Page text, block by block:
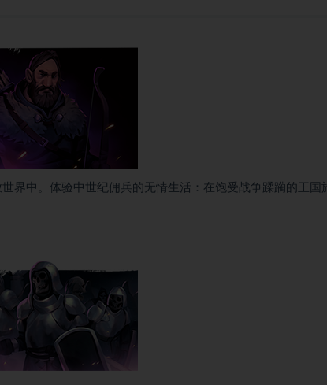
界中。体验中世纪佣兵的无情生活：在饱受战争蹂躏的王国